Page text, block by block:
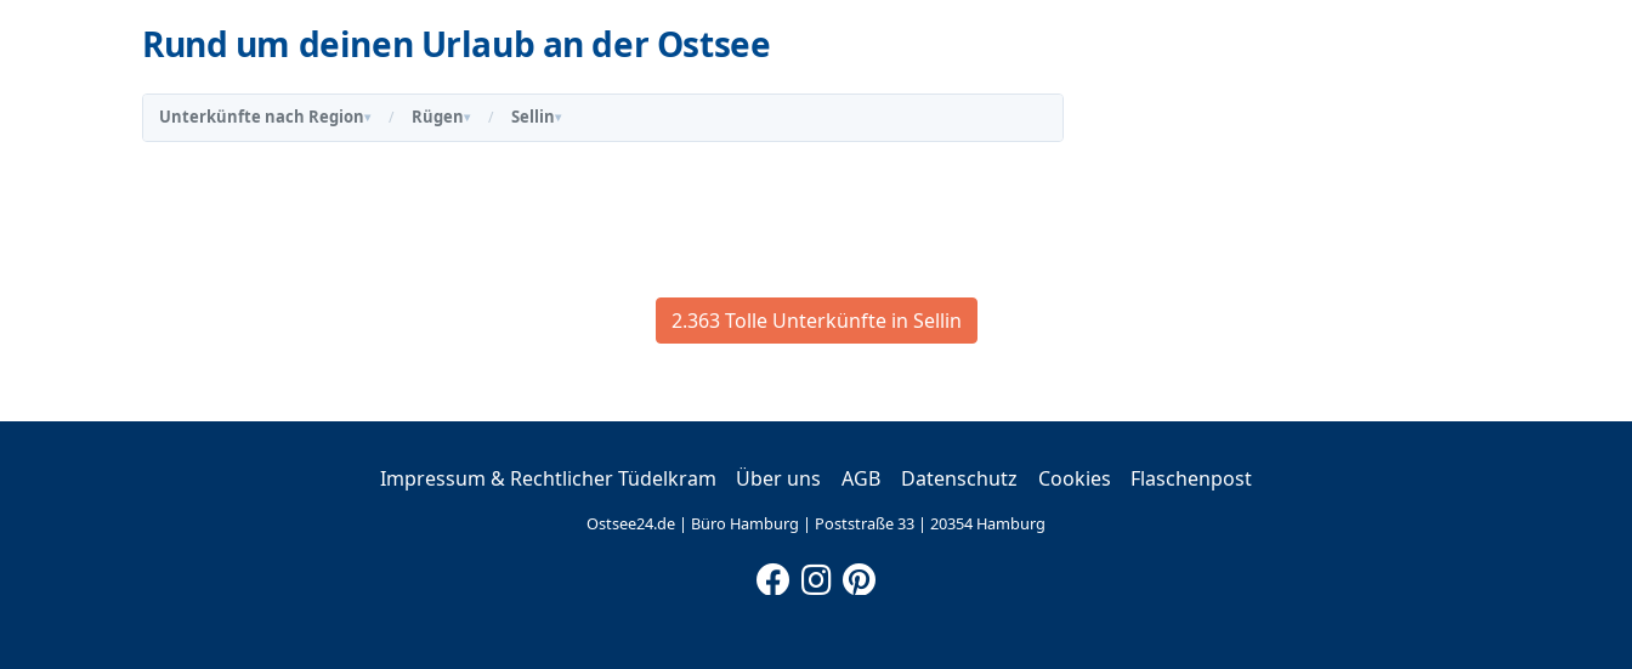
2.363 Tolle Unterkünfte in Sellin
Rund um deinen Urlaub an der Ostsee
Unterkünfte nach Region▾ / Rügen▾ / Sellin▾
Impressum & Rechtlicher Tüdelkram Über uns AGB Datenschutz Cookies Flaschenpost
Ostsee24.de | Büro Hamburg | Poststraße 33 | 20354 Hamburg